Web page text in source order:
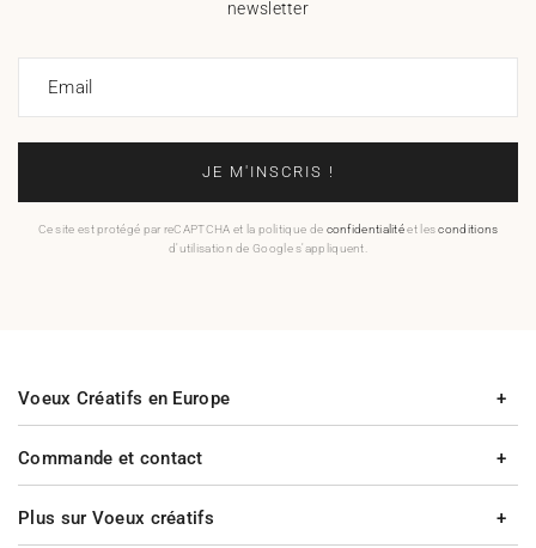
newsletter
Email
JE M'INSCRIS !
Ce site est protégé par reCAPTCHA et la politique de confidentialitéet lesconditions
d'utilisation de Google s'appliquent.
Commande et contact
Plus sur Voeux créatifs
Voeux Créatifs en Europe